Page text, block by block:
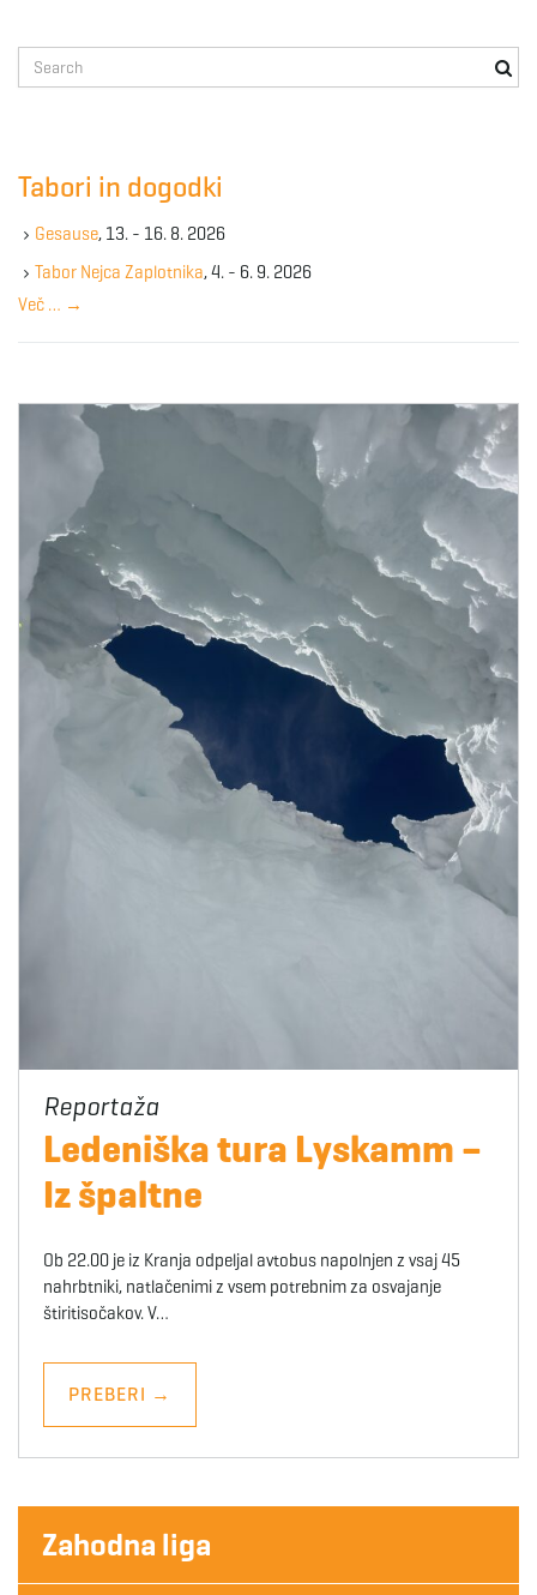
e
e
y
w
r
Tabori in dogodki
Gesause, 13. - 16. 8. 2026
Tabor Nejca Zaplotnika, 4. - 6. 9. 2026
Več … →
Ledeniška tura Lyskamm –
Iz špaltne
Ob 22.00 je iz Kranja odpeljal avtobus napolnjen z vsaj 45
nahrbtniki, natlačenimi z vsem potrebnim za osvajanje
štiritisočakov. V…
PREBERI →
Zahodna liga